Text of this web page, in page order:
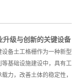
升级与创新的关键设备
备土工格栅作为一种新型
基础设施建设中，具有工
力，改善土体的稳定性，